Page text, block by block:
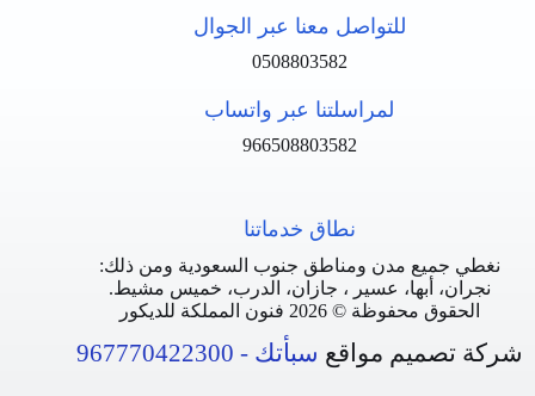
للتواصل معنا عبر الجوال
0508803582
لمراسلتنا عبر واتساب
966508803582
نطاق خدماتنا
نغطي جميع مدن ومناطق جنوب السعودية ومن ذلك:
نجران، أبها، عسير ، جازان، الدرب، خميس مشيط.
الحقوق محفوظة © 2026
فنون المملكة للديكور
شركة تصميم مواقع سبأتك -
967770422300